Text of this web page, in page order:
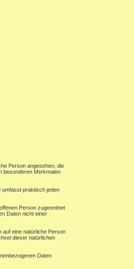
Person angesehen, die
besonderen Merkmalen
umfasst praktisch jeden
Person zugeordnet
Daten nicht einer
auf eine natürliche Person
dieser natürlichen
Daten